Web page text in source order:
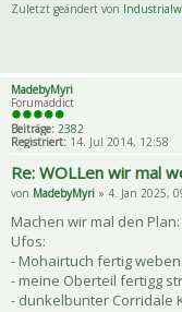
Zuletzt geändert von
MadebyMyri
Forumaddict
Beiträge: 2382
Registriert: 14. Jul 2014, 12:58
Re: WOLLen wir mal
von MadebyMyri » 4. Jan 2025,
Machen wir mal den Plan:
Ufos:
- Mohairtuch fertig weben
- meine Oberteil fertigg
- dunkelbunter Corridale